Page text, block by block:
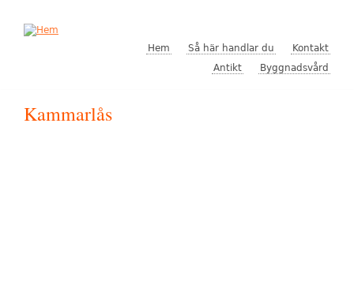
Hem Så här handlar du
Kontakt
Antikt
Byggnadsvård
Kammarlås